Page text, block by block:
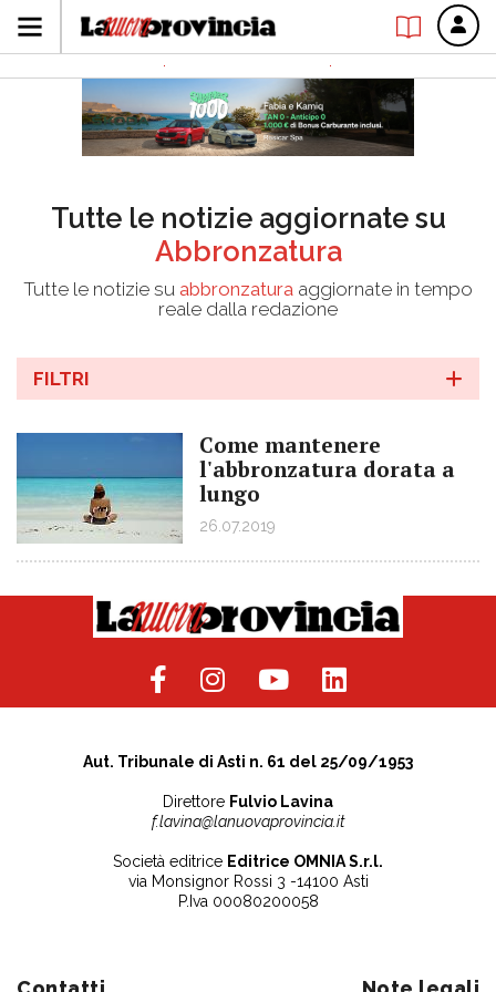
Tutte le notizie aggiornate su
Abbronzatura
Tutte le notizie su abbronzatura aggiornate in tempo
reale dalla redazione
FILTRI
Come mantenere
l'abbronzatura dorata a
lungo
26.07.2019
Aut. Tribunale di Asti n. 61 del 25/09/1953
Direttore Fulvio Lavina
f.lavina@lanuovaprovincia.it
Società editrice Editrice OMNIA S.r.l.
via Monsignor Rossi 3 -14100 Asti
P.Iva 00080200058